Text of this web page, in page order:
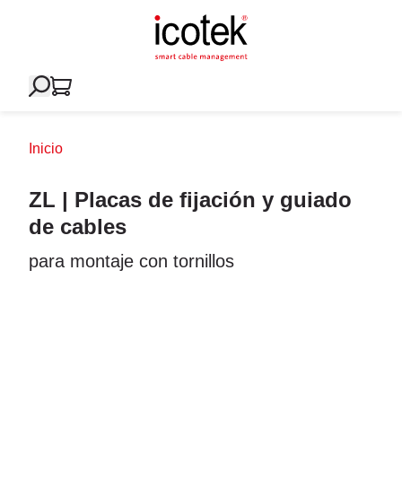
Inicio
ZL | Placas de fijación y guiado
de cables
para montaje con tornillos